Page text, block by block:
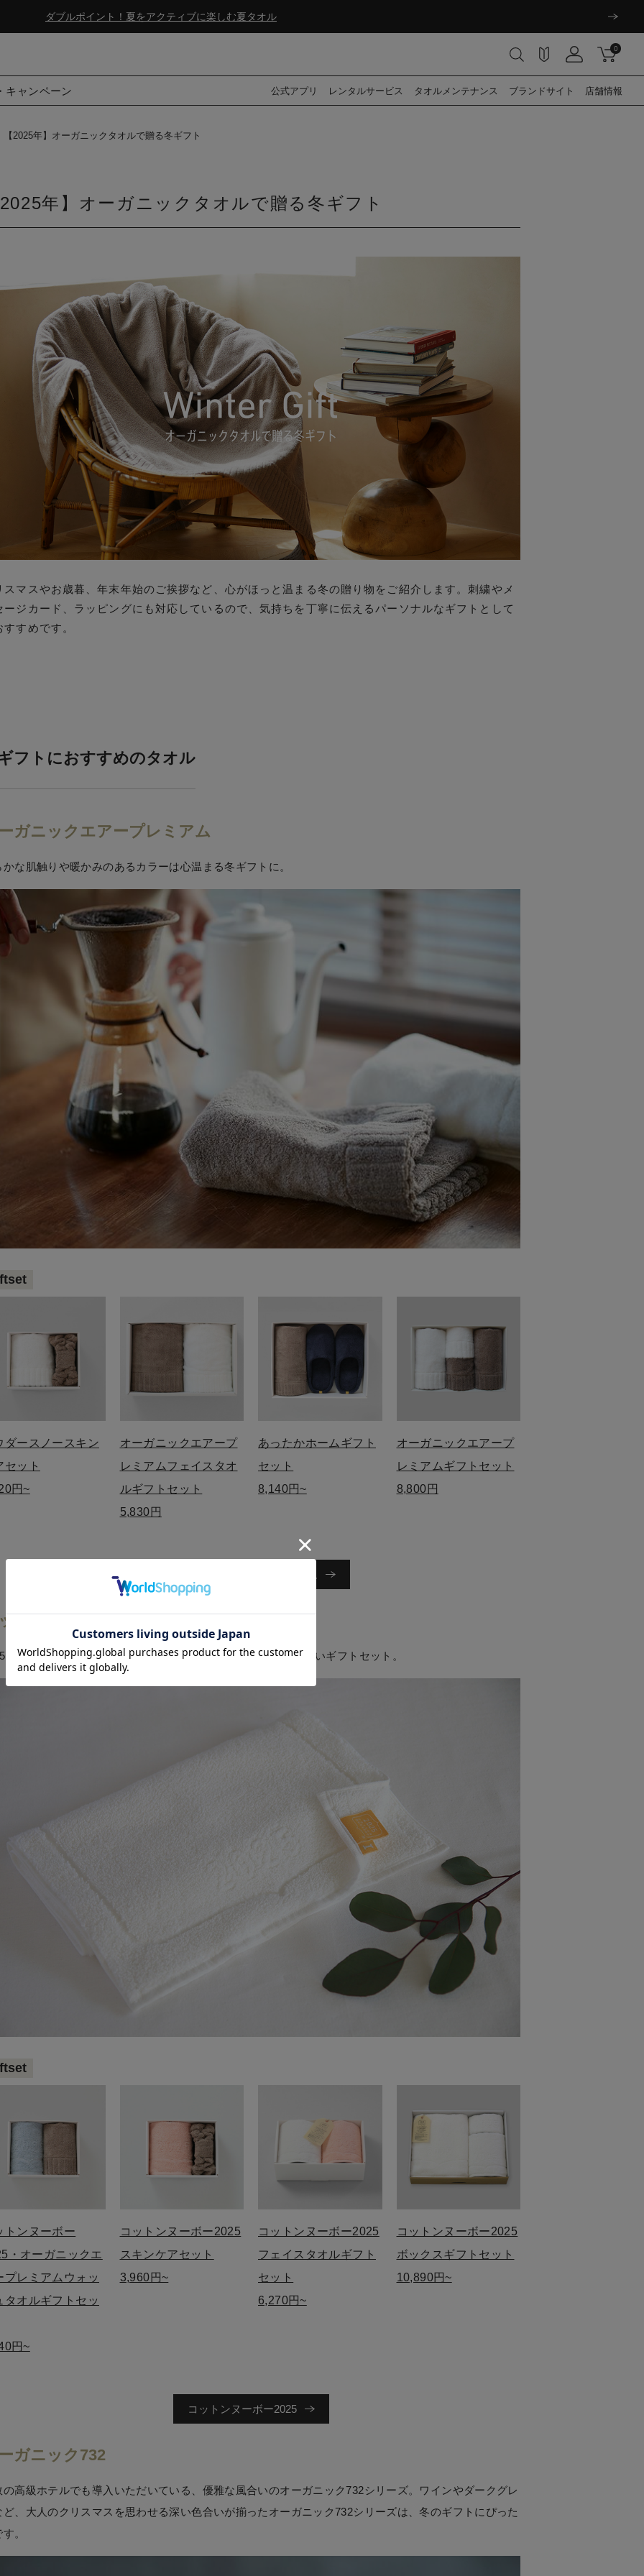
8/6(木)12時まで|夏季休業のお知らせ
0
キャンペーン 公式アプリ レンタルサービス タオル メンテナンス ブランド サイト 店舗情報
【2025年】オーガニックタオルで贈る冬ギフト
年】オーガニックタオルで贈る冬ギフト
スマスやお歳暮、年末年始のご挨拶など、心がほっと温まる冬の贈り物をご紹介します。刺繍やメ
ージカード、ラッピングにも対応しているので、気持ちを丁寧に伝えるパーソナルなギフトとして
すすめです。
フトにおすすめのタオル
ガニックエアープレミアム
かな肌触りや暖かみのあるカラーは心温まる冬ギフトに。
ダースノースキン
セット
円~
オーガニックエアープ
レミアムフェイスタオ
ルギフトセット
5,830円
あったかホームギフト
セット
8,140円~
オーガニックエアープ
レミアムギフトセット
8,800円
トンヌーボー2025
年にありがとうの気持ちを込めて。お世話になった方へ贈りたいギフトセット。
トンヌーボー
・オーガニックエ
プレミアムウォッ
タオルギフトセッ
円~
コットンヌーボー2025
スキンケアセット
3,960円~
コットンヌーボー2025
フェイスタオルギフト
セット
6,270円~
コットンヌーボー2025
ボックスギフトセット
10,890円~
コットンヌーボー2025
ガニック732
の高級ホテルでも導入いただいている、優雅な風合いのオーガニック732シリーズ。ワインやダークグレ
ど、大人のクリスマスを思わせる深い色合いが揃ったオーガニック732シリーズは、冬のギフトにぴった
。